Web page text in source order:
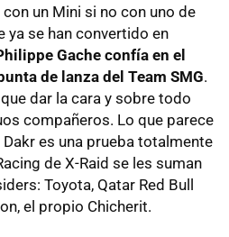
un Mini si no con uno de
ya se han convertido en
Gache confía en el
de lanza del Team SMG.
dar la cara y sobre todo
compañeros. Lo que parece
es una prueba totalmente
de X-Raid se les suman
Toyota, Qatar Red Bull
el propio Chicherit.